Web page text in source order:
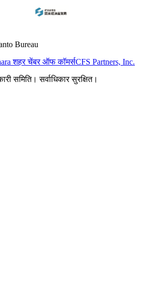
Bureau
शहर चेंबर ऑफ कॉमर्सCFS Partners, Inc.
समिति। सर्वाधिकार सुरक्षित।